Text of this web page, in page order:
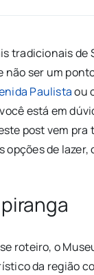
tradicionais de
não ser um
Paulistaou
está em
post vem pra
opções de lazer,
roteiro, o
da região